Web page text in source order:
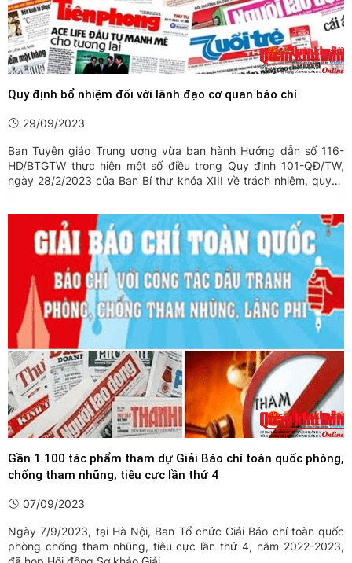
Quy định bổ nhiệm đối với lãnh đạo cơ quan báo chí
29/09/2023
Ban Tuyên giáo Trung ương vừa ban hành Hướng dẫn số 116-
HD/BTGTW thực hiện một số điều trong Quy định 101-QĐ/TW,
ngày 28/2/2023 của Ban Bí thư khóa XIII về trách nhiệm, quyền
Gần 1.100 tác phẩm tham dự Giải Báo chí toàn quốc phòng,
chống tham nhũng, tiêu cực lần thứ 4
07/09/2023
Ngày 7/9/2023, tại Hà Nội, Ban Tổ chức Giải Báo chí toàn quốc
phòng chống tham nhũng, tiêu cực lần thứ 4, năm 2022-2023,